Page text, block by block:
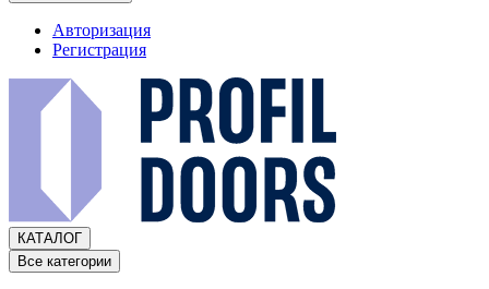
Авторизация
Регистрация
КАТАЛОГ
Все категории